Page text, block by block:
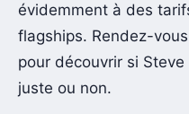
évidemment à des
flagships. Rendez-
pour découvrir si
juste ou non.